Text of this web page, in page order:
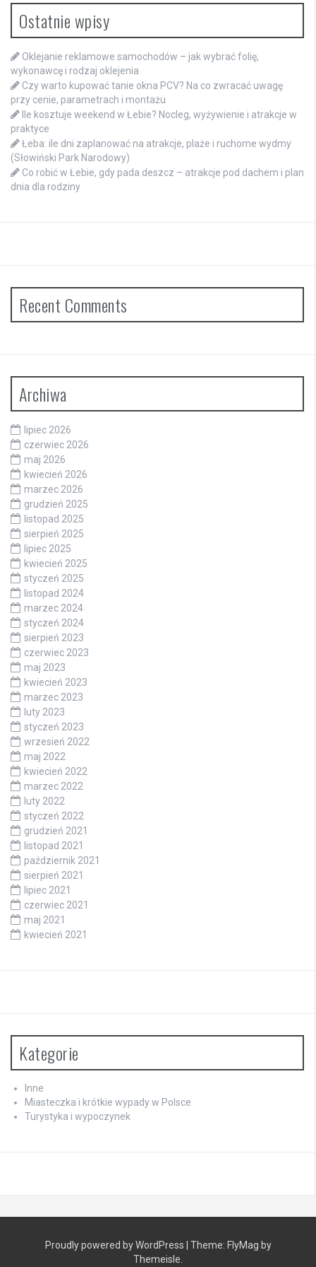
Ostatnie wpisy
Oklejanie reklamowe samochodów – jak wybrać folię,
wykonawcę i rodzaj oklejenia
Czy warto kupować tanie okna PCV? Na co zwracać uwagę
przy cenie, parametrach i montażu
Ile kosztuje weekend w Łebie? Nocleg, wyżywienie i atrakcje w
praktyce
Łeba: ile dni zaplanować na atrakcje, plaże i ruchome wydmy
(Słowiński Park Narodowy)
Co robić w Łebie, gdy pada deszcz – atrakcje pod dachem i plan
dnia dla rodziny
Recent Comments
Archiwa
lipiec 2026
czerwiec 2026
maj 2026
kwiecień 2026
marzec 2026
grudzień 2025
listopad 2025
sierpień 2025
lipiec 2025
kwiecień 2025
styczeń 2025
listopad 2024
marzec 2024
styczeń 2024
sierpień 2023
czerwiec 2023
maj 2023
kwiecień 2023
marzec 2023
luty 2023
styczeń 2023
wrzesień 2022
maj 2022
kwiecień 2022
marzec 2022
luty 2022
styczeń 2022
grudzień 2021
listopad 2021
październik 2021
sierpień 2021
lipiec 2021
czerwiec 2021
maj 2021
kwiecień 2021
Kategorie
Inne
Miasteczka i krótkie wypady w Polsce
Turystyka i wypoczynek
Proudly powered by WordPress Theme: FlyMag by
Themeisle.